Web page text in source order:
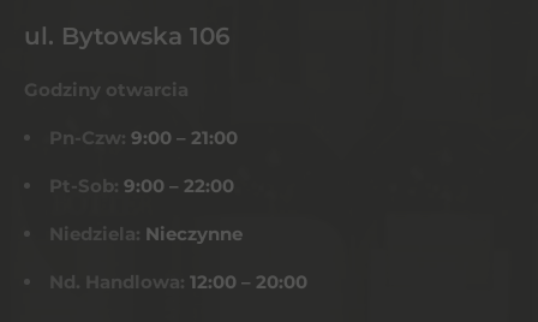
ul. Bytowska 106
Godziny otwarcia
Pn-Czw: 9:00 – 21:00
Pt-Sob: 9:00 – 22:00
Niedziela: Nieczynne
Nd. Handlowa: 12:00 – 20:00